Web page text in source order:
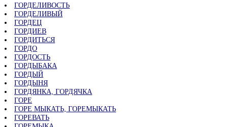
ГОРДЕЛИВОСТЬ
ГОРДЕЛИВЫЙ
ГОРДЕЦ
ГОРДИЕВ
ГОРДИТЬСЯ
ГОРДО
ГОРДОСТЬ
ГОРДЫБАКА
ГОРДЫЙ
ГОРДЫНЯ
ГОРДЯНКА, ГОРДЯЧКА
ГОРЕ
ГОРЕ МЫКАТЬ, ГОРЕМЫКАТЬ
ГОРЕВАТЬ